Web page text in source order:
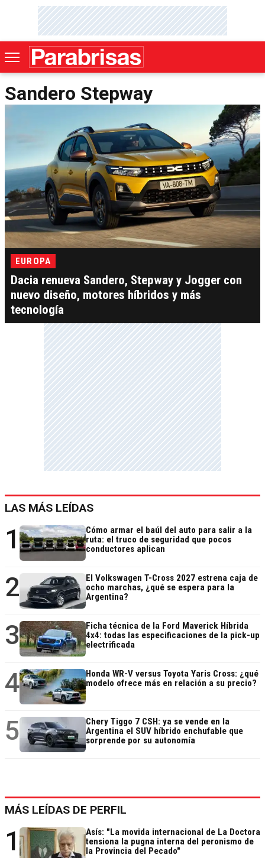
Sandero Stepway
EUROPA
Dacia renueva Sandero, Stepway y Jogger con
nuevo diseño, motores híbridos y más
tecnología
LAS MÁS LEÍDAS
1
Cómo armar el baúl del auto para salir a la
ruta: el truco de seguridad que pocos
conductores aplican
2
El Volkswagen T-Cross 2027 estrena caja de
ocho marchas, ¿qué se espera para la
Argentina?
3
Ficha técnica de la Ford Maverick Híbrida
4x4: todas las especificaciones de la pick-up
electrificada
4
Honda WR-V versus Toyota Yaris Cross: ¿qué
modelo ofrece más en relación a su precio?
5
Chery Tiggo 7 CSH: ya se vende en la
Argentina el SUV híbrido enchufable que
sorprende por su autonomía
MÁS LEÍDAS DE PERFIL
1
Asís: "La movida internacional de La Doctora
tensiona la pugna interna del peronismo de
la Provincia del Pecado"